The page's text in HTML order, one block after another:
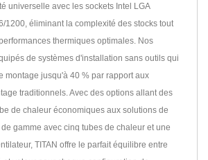
universelle avec les sockets Intel LGA
1200, éliminant la complexité des stocks tout
thermiques optimales. Nos
de systèmes d'installation sans outils qui
montage jusqu'à 40 % par rapport aux
traditionnels. Avec des options allant des
de chaleur économiques aux solutions de
gamme avec cinq tubes de chaleur et une
TITAN offre le parfait équilibre entre